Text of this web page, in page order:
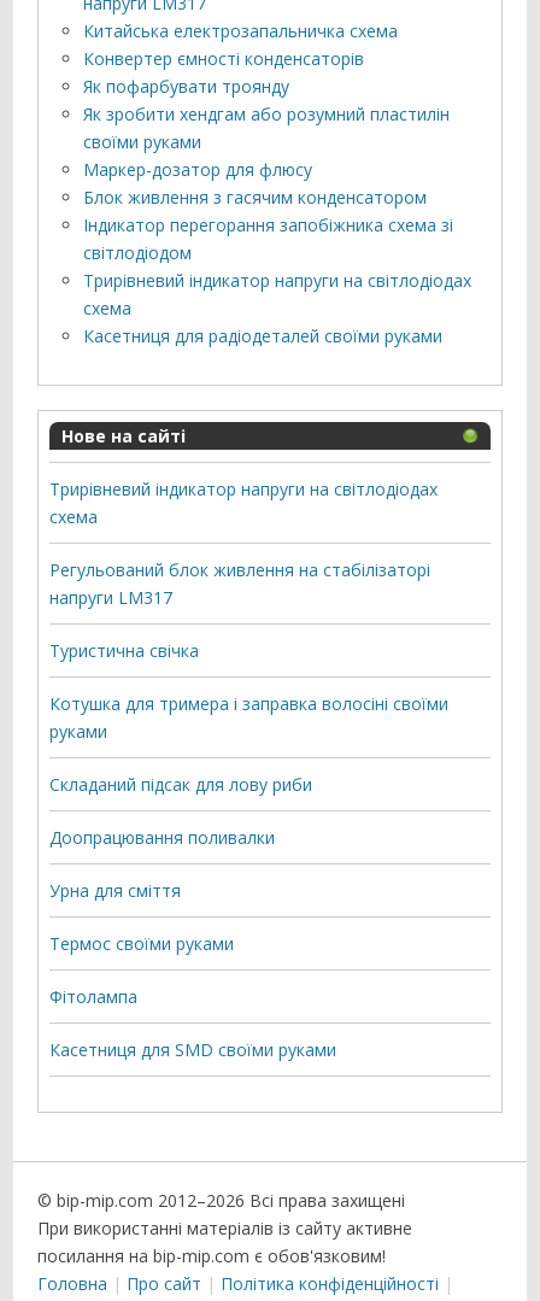
Китайська електрозапальничка схема
Конвертер ємності конденсаторів
Як пофарбувати троянду
Як зробити хендгам або розумний пластилін
своїми руками
Маркер-дозатор для флюсу
Блок живлення з гасячим конденсатором
Індикатор перегорання запобіжника схема зі
світлодіодом
Трирівневий індикатор напруги на світлодіодах
схема
Касетниця для радіодеталей своїми руками
Нове на сайті
Трирівневий індикатор напруги на світлодіодах
схема
Регульований блок живлення на стабілізаторі
напруги LM317
Туристична свічка
Котушка для тримера і заправка волосіні своїми
руками
Складаний підсак для лову риби
Доопрацювання поливалки
Урна для сміття
Термос своїми руками
Фітолампа
Касетниця для SMD своїми руками
© bip-mip.com 2012–2026 Всі права захищені
При використанні матеріалів із сайту активне
посилання на bip-mip.com є обов'язковим!
Головна
Про сайт
Політика конфіденційності